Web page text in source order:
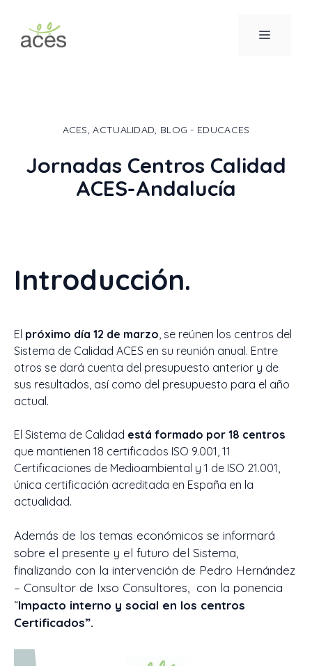
contenido
MENÚ
ACES,ACTUALIDAD, BLOG - EDUCACES
Jornadas Centros Calidad
ACES-Andalucía
Introducción.
El próximo día 12 de marzo, se reúnen los centros del
Sistema de Calidad ACES en su reunión anual. Entre
otros se dará cuenta del presupuesto anterior y de
sus resultados, así como del presupuesto para el año
actual.
El Sistema de Calidad está formado por 18 centros
que mantienen 18 certificados ISO 9.001, 11
Certificaciones de Medioambiental y 1 de ISO 21.001,
única certificación acreditada en España en la
actualidad.
Además de los temas económicos se informará
sobre el presente y el futuro del Sistema,
finalizando con la intervención de Pedro Hernández
– Consultor de Ixso Consultores, con la ponencia
“Impacto interno y social en los centros
Certificados”.